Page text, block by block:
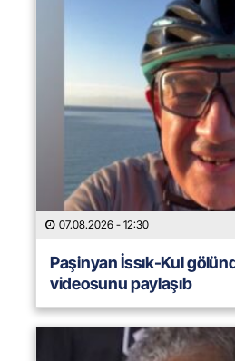
07.08.2026 - 12:30
Paşinyan İssık-Kul
videosunu paylaşıb